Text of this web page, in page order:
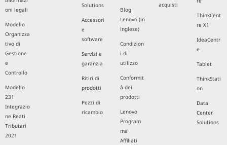
oni legali
Modello
Organizza
tivo di
Gestione
e
Controllo
Modello
231
Integrazio
ne Reati
Tributari
2021
Solutions
Accessori
e
software
Servizi e
garanzia
Ritiri di
prodotti
Pezzi di
ricambio
Blog
Lenovo (in
inglese)
Condizion
i di
utilizzo
Conformit
à dei
prodotti
Lenovo
Program
ma
Affiliati
acquisti
ThinkCent
re X1
IdeaCentr
e
Tablet
ThinkStati
on
Data
Center
Solutions